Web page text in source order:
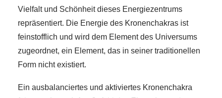
Vielfalt und Schönheit dieses Energiezentrums
repräsentiert. Die Energie des Kronenchakras ist
feinstofflich und wird dem Element des Universums
zugeordnet, ein Element, das in seiner traditionellen
Form nicht existiert.
Ein ausbalanciertes und aktiviertes Kronenchakra